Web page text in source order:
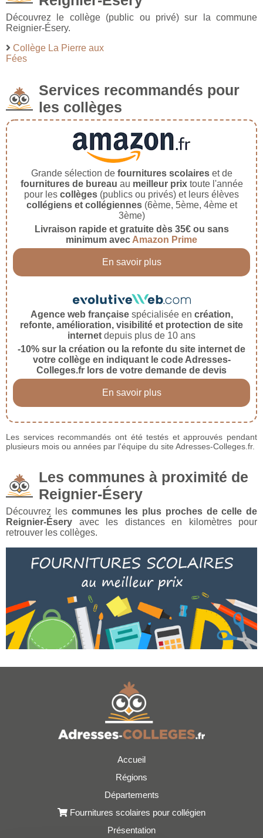
Découvrez le collège (public ou privé) sur la commune
Reignier-Ésery.
Collège La Pierre aux
Fées
Services recommandés pour
les collèges
Grande sélection de fournitures scolaireset de
fournitures de bureau au meilleur prixtoute l'année
pour les collèges (publics ou privés) et leurs élèves
collégiens et collégiennes(6ème, 5ème, 4ème et
3ème)
Livraison rapide et gratuite dès 35€ ou sans
minimum avec Amazon Prime
En savoir plus
Agence web françaisespécialisée en création,
refonte, amélioration, visibilité et protection de site
internet depuis plus de 10 ans
-10% sur la création ou la refonte du site internet de
votre collège en indiquant le code Adresses-
Colleges.fr lors de votre demande de devis
En savoir plus
Les services recommandés ont été testés et approuvés pendant
plusieurs mois ou années par l'équipe du site Adresses-Colleges.fr.
Les communes à proximité de
Reignier-Ésery
Découvrez les communes les plus proches de celle de
Reignier-Ésery avec les distances en kilomètres pour
retrouver les collèges.
Accueil
Régions
Départements
Fournitures scolaires pour collégien
Présentation